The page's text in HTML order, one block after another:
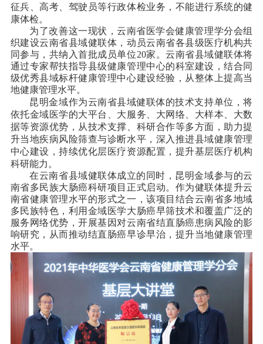
征兵、高考、驾驶员等行政体检业务，不能进行系统的健
康体检。
为了改善这一现状，云南省医学会健康管理学分会组
织建设云南省县域健联体，动员云南省各县级医疗机构共
同参与，共纳入首批成员单位20家。云南省县域健联体将
通过专家帮扶指导县级健康管理中心的科室建设，结合同
级优秀县域标杆健康管理中心建设经验，从整体上提高当
地健康管理水平。
昆明金域作为云南省县域健联体的技术支持单位，将
依托金域医学的大平台、大服务、大网络、大样本、大数
据等资源优势，从技术支撑、科研合作等多方面，助力提
升当地疾病风险筛查与诊断水平，深入推进县域健康管理
中心建设，持续优化层医疗资源配置，提升基层医疗机构
科研能力。
在云南省县域健联体成立的同时，昆明金域参与的云
南省多民族大肠癌科研项目正式启动。作为健联体提升云
南省健康管理水平的形式之一，该项目结合云南省多地域
多民族特色，利用金域医学大肠癌早筛技术和覆盖广泛的
服务网络优势，开展基因对云南省结直肠癌患病风险的影
响研究，从而推动结直肠癌早诊早治，提升当地健康管理
水平。